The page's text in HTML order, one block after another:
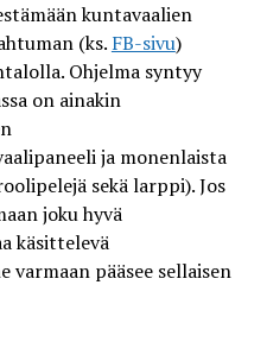
kuntavaalien
(ks. FB-sivu)
Ohjelma syntyy
on ainakin
ja monenlaista
sekä larppi). Jos
joku hyvä
käsittelevä
pääsee sellaisen